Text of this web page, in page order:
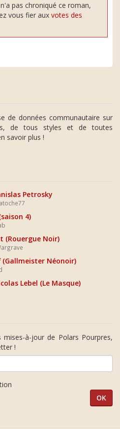
pas chroniqué ce roman,
vous fier aux votes des
de données communautaire sur
de tous styles et de toutes
savoir plus !
Petrosky
4)
(Rouergue Noir)
(Gallmeister Néonoir)
Lebel (Le Masque)
à-jour de Polars Pourpres,
!